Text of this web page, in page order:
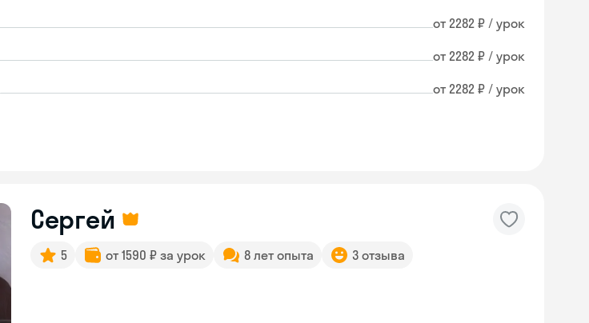
от 2282 ₽ / урок
от 2282 ₽ / урок
от 2282 ₽ / урок
Сергей
5 от 1590 ₽ за урок 8 лет опыта 3 отзыва